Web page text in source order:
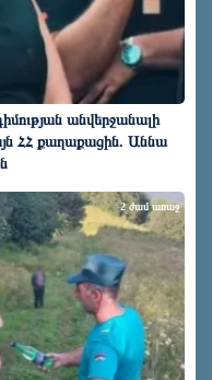
անվերջանալի
ՀՀ քաղաքացին. Աննա
2 ժամ առաջ